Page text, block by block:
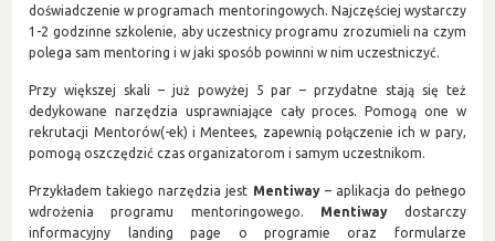
doświadczenie w programach mentoringowych. Najczęściej wystarczy
1-2 godzinne szkolenie, aby uczestnicy programu zrozumieli na czym
polega sam mentoring i w jaki sposób powinni w nim uczestniczyć.
Przy większej skali – już powyżej 5 par – przydatne stają się też
dedykowane narzędzia usprawniające cały proces. Pomogą one w
rekrutacji Mentorów(-ek) i Mentees, zapewnią połączenie ich w pary,
pomogą oszczędzić czas organizatorom i samym uczestnikom.
Przykładem takiego narzędzia jest Mentiway– aplikacja do pełnego
wdrożenia programu mentoringowego.
Mentiwaydostarczy
informacyjny landing page o programie oraz formularze